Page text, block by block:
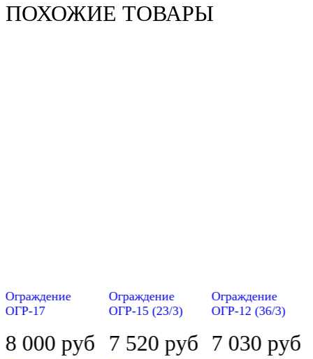
ПОХОЖИЕ ТОВАРЫ
Ограждение
ОГР-17
8 000 руб
Ограждение
ОГР-15 (23/3)
7 520 руб
Ограждение
ОГР-12 (36/3)
7 030 руб